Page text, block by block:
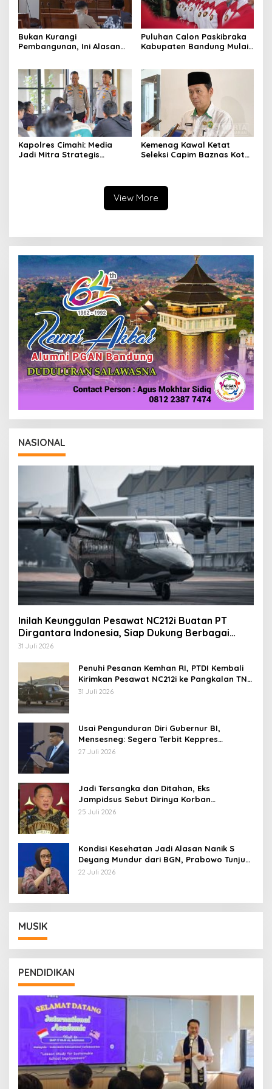
Bukan Kurangi
Pembangunan, Ini Alasan
Daerah
Puluhan Calon Paskibraka
Kabupaten Bandung Mulai
Kapolres Cimahi: Media
Jadi Mitra Strategis
Kemenag Kawal Ketat
Seleksi Capim Baznas Kota
View More
NASIONAL
Inilah Keunggulan Pesawat NC212i Buatan PT
Dirgantara Indonesia, Siap Dukung Berbagai
Operasi TNI
31 Juli 2026
Penuhi Pesanan Kemhan RI, PTDI Kembali
Kirimkan Pesawat NC212i ke Pangkalan TNI
AU
31 Juli 2026
Usai Pengunduran Diri Gubernur BI,
Mensesneg: Segera Terbit Keppres
Pemberhentian dengan Hormat
27 Juli 2026
Jadi Tersangka dan Ditahan, Eks
Jampidsus Sebut Dirinya Korban
Kriminalisasi
25 Juli 2026
Kondisi Kesehatan Jadi Alasan Nanik S
Deyang Mundur dari BGN, Prabowo Tunjuk
Wamentan Sudaryono
22 Juli 2026
MUSIK
PENDIDIKAN